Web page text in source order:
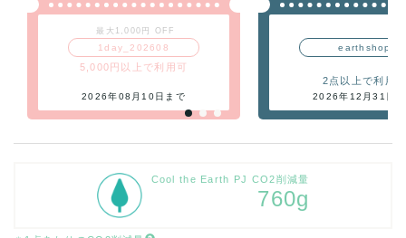
最大1,000円 OFF
1day_202608
5,000円以上で利用可
2026年08月10日まで
earthshop
2点以上で利用
2026年12月31日
Cool the Earth PJ CO2削減量
760g